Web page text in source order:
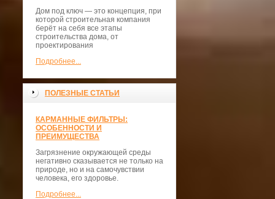
Дом под ключ — это концепция, при
которой строительная компания
берёт на себя все этапы
строительства дома, от
проектирования
Подробнее...
ПОЛЕЗНЫЕ СТАТЬИ
КАРМАННЫЕ ФИЛЬТРЫ:
ОСОБЕННОСТИ И
ПРЕИМУЩЕСТВА
Загрязнение окружающей среды
негативно сказывается не только на
природе, но и на самочувствии
человека, его здоровье.
Подробнее...